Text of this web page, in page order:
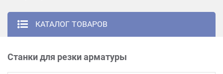
КАТАЛОГ ТОВАРОВ
Станки для резки арматуры